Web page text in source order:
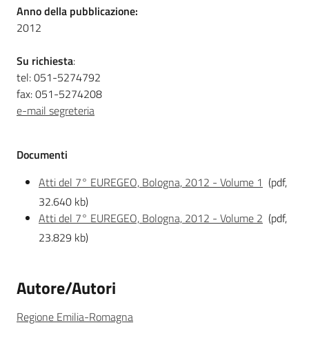
Anno della pubblicazione:
2012
Su richiesta:
tel: 051-5274792
fax: 051-5274208
e-mail segreteria
Documenti
Atti del 7° EUREGEO, Bologna, 2012 - Volume 1 (pdf,
32.640 kb)
Atti del 7° EUREGEO, Bologna, 2012 - Volume 2 (pdf,
23.829 kb)
Autore/Autori
Regione Emilia-Romagna